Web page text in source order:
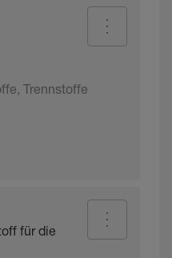
Trennstoffe
für die